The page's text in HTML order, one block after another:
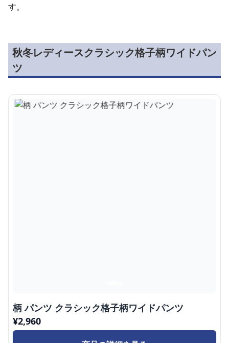
す。
秋冬レディースクラシック格子柄ワイドパン
ツ
柄 パンツ クラシック格子柄ワイドパンツ
¥2,960